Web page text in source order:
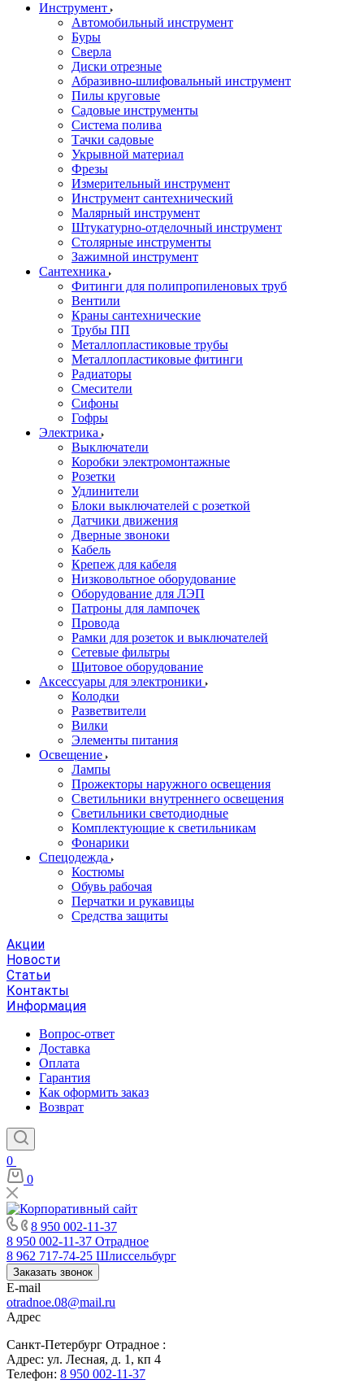
Инструмент
Автомобильный инструмент
Буры
Сверла
Диски отрезные
Абразивно-шлифовальный инструмент
Пилы круговые
Садовые инструменты
Система полива
Тачки садовые
Укрывной материал
Фрезы
Измерительный инструмент
Инструмент сантехнический
Малярный инструмент
Штукатурно-отделочный инструмент
Cтолярные инструменты
Зажимной инструмент
Сантехника
Фитинги для полипропиленовых труб
Вентили
Краны сантехнические
Трубы ПП
Металлопластиковые трубы
Металлопластиковые фитинги
Радиаторы
Смесители
Сифоны
Гофры
Электрика
Выключатели
Коробки электромонтажные
Розетки
Удлинители
Блоки выключателей с розеткой
Датчики движения
Дверные звоноки
Кабель
Крепеж для кабеля
Низковольтное оборудование
Оборудование для ЛЭП
Патроны для лампочек
Провода
Рамки для розеток и выключателей
Сетевые фильтры
Щитовое оборудование
Аксессуары для электроники
Колодки
Разветвители
Вилки
Элементы питания
Освещение
Лампы
Прожекторы наружного освещения
Светильники внутреннего освещения
Светильники светодиодные
Комплектующие к светильникам
Фонарики
Спецодежда
Костюмы
Обувь рабочая
Перчатки и рукавицы
Средства защиты
Акции
Новости
Статьи
Контакты
Информация
Вопрос-ответ
Доставка
Оплата
Гарантия
Как оформить заказ
Возврат
0
0
8 950 002-11-37
8 950 002-11-37 Отрадное
8 962 717-74-25 Шлиссельбург
Заказать звонок
E-mail
otradnoe.08@mail.ru
Адрес
Санкт-Петербург Отрадное :
Адрес: ул. Лесная, д. 1, кп 4
Телефон: 8 950 002-11-37